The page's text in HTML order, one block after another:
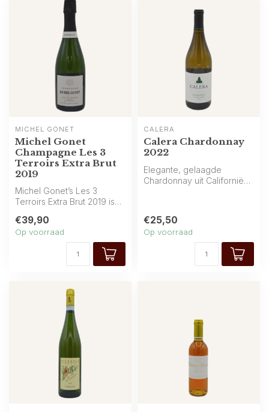
MICHEL GONET
Michel Gonet
Champagne Les 3
Terroirs Extra Brut
2019
Michel Gonet’s Les 3
Terroirs Extra Brut 2019 is
complexe champ...
€39,90
Op voorraad
CALERA
Calera Chardonnay
2022
Elegante, gelaagde
Chardonnay uit Californië
€25,50
Op voorraad